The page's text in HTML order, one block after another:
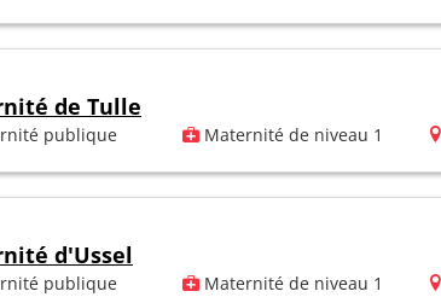
de Tulle
publique Maternité de niveau 1
d'Ussel
publique Maternité de niveau 1